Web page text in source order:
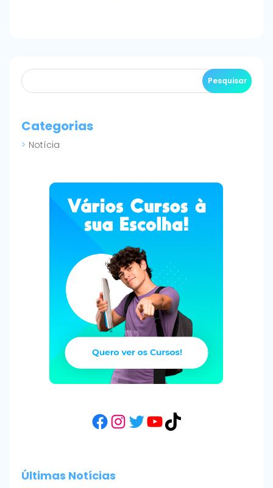
Categorias
Notícia
Facebook
Instagram
Twitter
YouTube
TikTok
Últimas Notícias